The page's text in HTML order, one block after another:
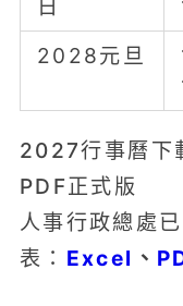
日
2028元旦
2027行事曆下
PDF正式版
人事行政總處
表： Excel 、